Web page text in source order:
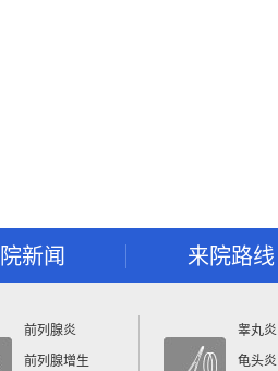
新闻 来院路线
前列腺炎
前列腺增生
睾丸炎
龟头炎